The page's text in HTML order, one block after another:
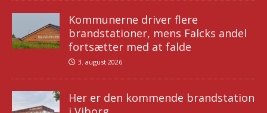
Kommunerne driver flere
brandstationer, mens Falcks andel
fortsætter med at falde
3. august 2026
Her er den kommende brandstation